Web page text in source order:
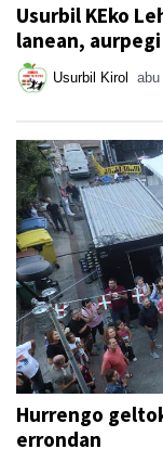
Usurbil KEko
lanean,
Usurbil Kirol abu
Hurrengo
errondan